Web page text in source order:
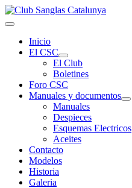
Inicio
El CSC
El Club
Boletines
Foro CSC
Manuales y documentos
Manuales
Despieces
Esquemas Electricos
Aceites
Contacto
Modelos
Historia
Galeria